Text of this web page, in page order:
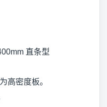
直条型
高密度板。